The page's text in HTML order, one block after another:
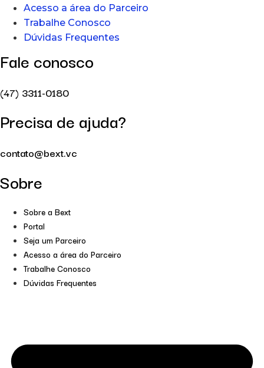
Acesso a área do Parceiro
Trabalhe Conosco
Dúvidas Frequentes
Fale conosco
(47) 3311-0180
Precisa de ajuda?
contato@bext.vc
Sobre
Sobre a Bext
Portal
Seja um Parceiro
Acesso a área do Parceiro
Trabalhe Conosco
Dúvidas Frequentes